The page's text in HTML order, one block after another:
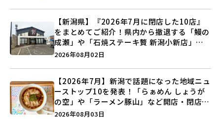
【新潟県】『2026年7月に閉店した10店』
をまとめてご紹介！県内から撤退する「鰻の
成瀬」や「石焼ステーキ贅 新潟小新店」が
営業に幕…。
2026年08月02日
【2026年7月】新潟で話題になった地域ニュ
ーストップ10を発表！「らぁめん しょうが
の空」や「ラーメン豚山」など開店・閉店の
注目記事をランキングでご紹介♪
2026年08月03日